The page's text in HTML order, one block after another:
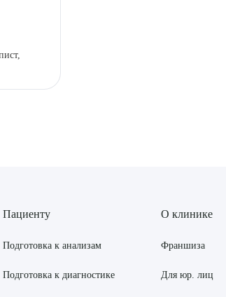
Пациенту
Подготовка к анализам
Подготовка к диагностике
О клинике
Франшиза
Для юр. лиц